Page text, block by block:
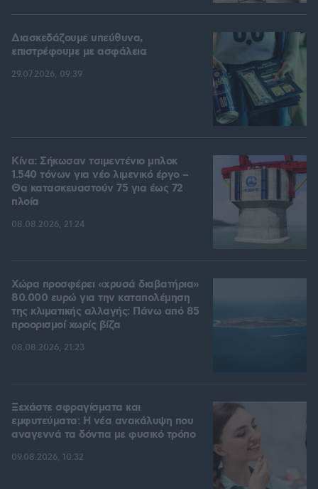
Διασκεδάζουμε υπεύθυνα,
επιστρέφουμε με ασφάλεια
29.07.2026, 09:39
Κίνα: Σήκωσαν τσιμεντένιο μπλοκ
1.540 τόνων για νέο λιμενικό έργο –
Θα κατασκευαστούν 75 για έως 72
πλοία
08.08.2026, 21:24
Χώρα προσφέρει «χρυσά διαβατήρια»
80.000 ευρώ για την καταπολέμηση
της κλιματικής αλλαγής: Πάνω από 85
προορισμοί χωρίς βίζα
08.08.2026, 21:23
Ξεχάστε σφραγίσματα και
εμφυτεύματα: Η νέα ανακάλυψη που
αναγεννά τα δόντια με φυσικό τρόπο
09.08.2026, 10:32